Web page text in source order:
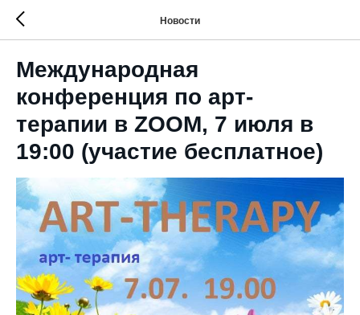
Новости
Международная
конференция по арт-
терапии в ZOOM, 7 июля в
19:00 (участие бесплатное)